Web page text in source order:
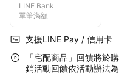
LINE Bank
單筆滿額
支援LINE Pay / 信用卡
「宅配商品」回饋將於
銷活動回饋依活動辦法